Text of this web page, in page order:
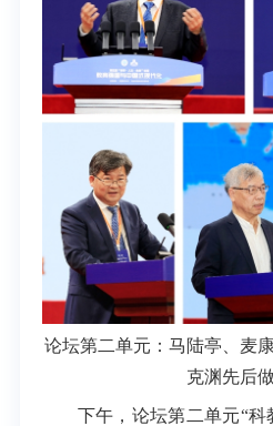
论坛第二单元： 马陆亭、 麦
克渊 先后
下午，论坛第二单元“